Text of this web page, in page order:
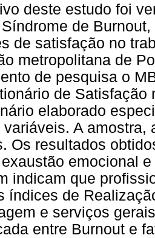
deste estudo foi
de
de satisfação no
metropolitana de
de pesquisa o
de Satisfação
elaborado
variáveis. A
Os resultados
emocional
indicam que
índices de
e serviços
entre Burnout e